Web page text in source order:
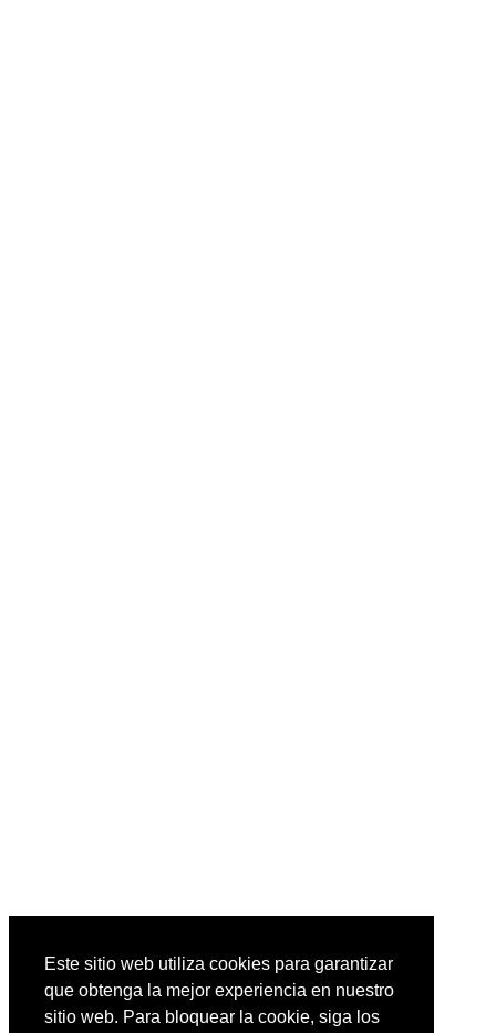
Este sitio web utiliza cookies para garantizar
que obtenga la mejor experiencia en nuestro
sitio web. Para bloquear la cookie, siga los